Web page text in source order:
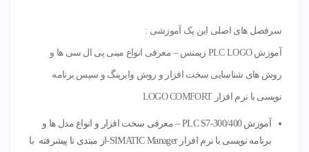
سرفصل های اصلی این پک آموزشی :
آموزش PLC LOGO زیمنس – معرفی انواع مینی پی ال سی ها و
روش های شناسایی سخت افزار و روش وایرینگ و سپس برنامه
نویسی با نرم افزار LOGO COMFORT
آموزش PLC S7-300/400 – معرفی سخت افزار و انواع مدل ها و
برنامه نویسی با نرم افزار SIMATIC Manager-از مبتدی تا پیشرفته با